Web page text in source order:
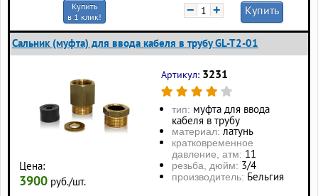
Купить
в 1 клик!
− + Купить
Сальник (муфта) для ввода кабеля в трубу GL-T2-01
Цена:
3900 руб./шт.
Артикул: 3231
тип: муфта для ввода
кабеля в трубу
материал: латунь
кратковременное
давление, атм: 11
резьба, дюйм: 3/4
производитель: Бельгия